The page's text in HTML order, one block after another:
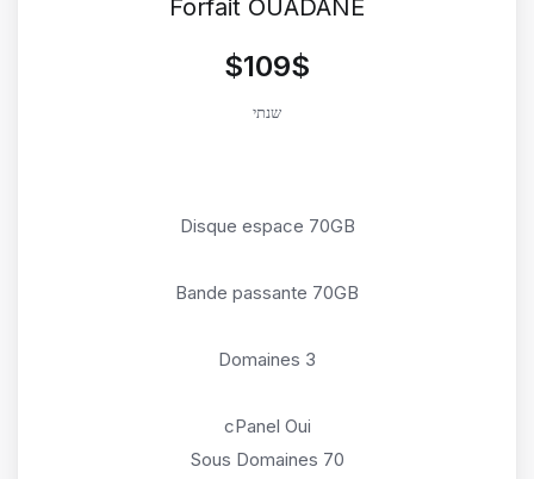
Forfait OUADANE
$109$
שנתי
Disque espace 70GB
Bande passante 70GB
3 Domaines
cPanel Oui
Sous Domaines 70